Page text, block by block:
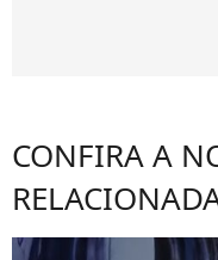
CONFIRA A